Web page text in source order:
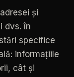
adresei și
dvs. în
specifice
informațiile
cât și